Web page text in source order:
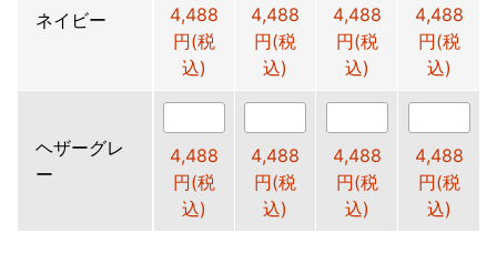
ネイビー
4,488
円(税
込)
4,488
円(税
込)
4,488
円(税
込)
4,488
円(税
込)
ヘザーグレ
ー
4,488
円(税
込)
4,488
円(税
込)
4,488
円(税
込)
4,488
円(税
込)